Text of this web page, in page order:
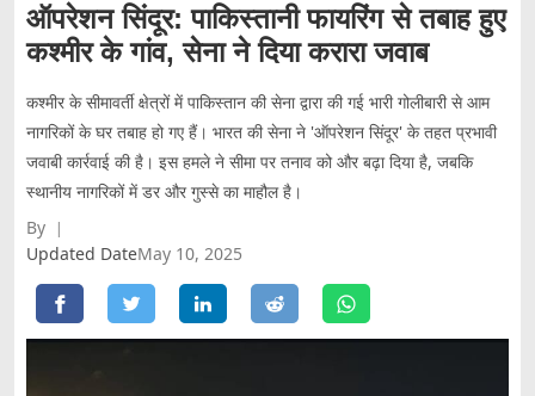
ऑपरेशन सिंदूर: पाकिस्तानी फायरिंग से तबाह हुए
कश्मीर के गांव, सेना ने दिया करारा जवाब
कश्मीर के सीमावर्ती क्षेत्रों में पाकिस्तान की सेना द्वारा की गई भारी गोलीबारी से आम
नागरिकों के घर तबाह हो गए हैं। भारत की सेना ने 'ऑपरेशन सिंदूर' के तहत प्रभावी
जवाबी कार्रवाई की है। इस हमले ने सीमा पर तनाव को और बढ़ा दिया है, जबकि
स्थानीय नागरिकों में डर और गुस्से का माहौल है।
By
Updated DateMay 10, 2025